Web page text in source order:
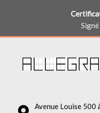
Avenue Louise 500